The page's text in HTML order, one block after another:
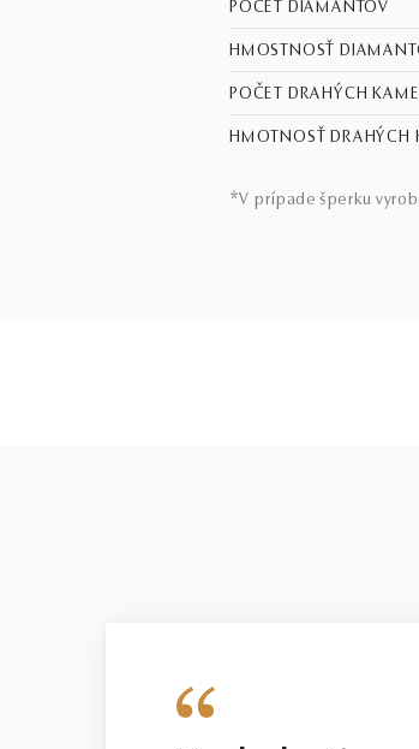
POČET DIAMANTOV
HMOSTNOSŤ
POČET DRAHÝCH
HMOTNOSŤ DRAHÝCH
*V prípade šperku